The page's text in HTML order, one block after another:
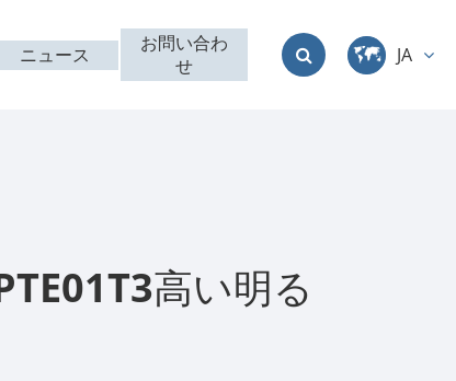
ニュース
お問い合わ
せ
JA
français
高い明る